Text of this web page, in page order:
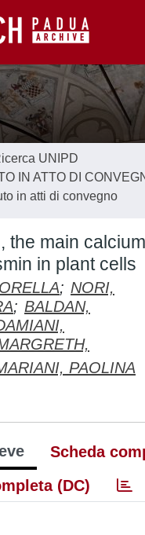
UNIPD
IN ATTO DI
in atti di convegno
the main
in plant cells
; NORI,
; BALDAN,
PAOLINA
Scheda
(DC)